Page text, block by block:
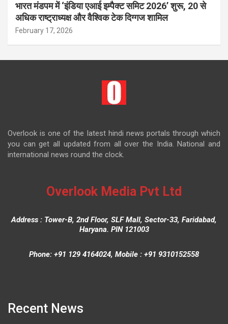
भारत मंडपम में ‘इंडिया एआई इम्पैक्ट समिट 2026’ शुरू, 20 से
अधिक राष्ट्राध्यक्ष और वैश्विक टेक दिग्गज शामिल
February 17, 2026
Overlook is one of the latest hindi news portals through which
you can get all updated from all over the India. National and
international news round the clock.
Overlook Media Pvt Ltd
Address : Tower-B, 2nd Floor, SLF Mall, Sector-33, Faridabad,
Haryana. PIN 121003
Phone: +91 129 4164024, Mobile : +91 9310152558
Recent News